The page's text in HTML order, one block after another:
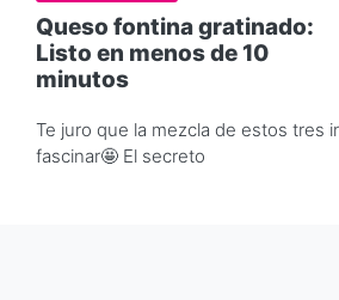
Queso fontina gratinado:
Listo en menos de 10
minutos
Te juro que la mezcla de estos tres
fascinar🤩 El secreto